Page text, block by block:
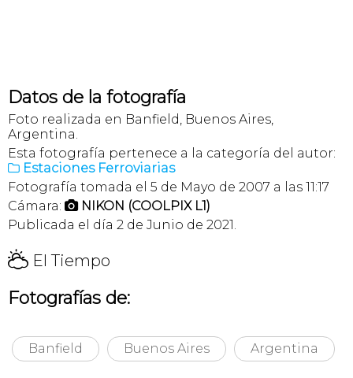
Datos de la fotografía
Foto realizada en Banfield, Buenos Aires,
Argentina.
Esta fotografía pertenece a la categoría del autor:
 Estaciones Ferroviarias
Fotografía tomada el 5 de Mayo de 2007 a las 11:17
Cámara:  NIKON (COOLPIX L1)
Publicada el día 2 de Junio de 2021.
H El Tiempo
Fotografías de:
Banfield Buenos Aires Argentina